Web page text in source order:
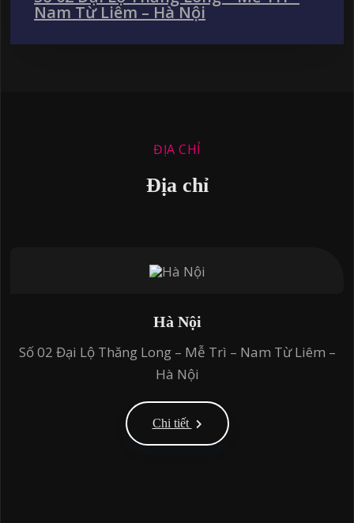
Nam Từ Liêm – Hà Nội
ĐỊA CHỈ
Địa chỉ
Hà Nội
Số 02 Đại Lộ Thăng Long – Mễ Trì – Nam Từ Liêm –
Hà Nội
Chi tiết